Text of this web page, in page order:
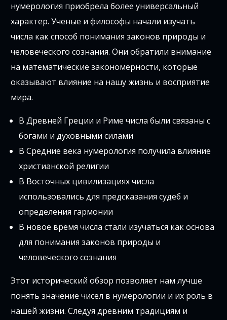
нумерология приобрела более универсальный
характер. Ученые и философы начали изучать
числа как способ понимания законов природы и
человеческого сознания. Они обратили внимание
на математические закономерности, которые
оказывают влияние на нашу жизнь и восприятие
мира.
В Древней Греции и Риме числа были связаны с
богами и духовными силами
В Средние века нумерология получила влияние
христианской религии
В Восточных цивилизациях числа
использовались для предсказания судеб и
определения гармонии
В новое время числа стали изучаться как основа
для понимания законов природы и
человеческого сознания
Этот исторический обзор позволяет нам лучше
понять значение чисел в нумерологии и их роль в
нашей жизни. Следуя древним традициям и